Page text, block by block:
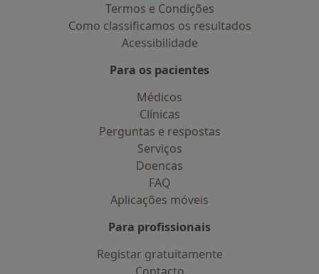
Termos e Condições
Como classificamos os resultados
Acessibilidade
Para os pacientes
Médicos
Clínicas
Perguntas e respostas
Serviços
Doencas
FAQ
Aplicações móveis
Para profissionais
Registar gratuitamente